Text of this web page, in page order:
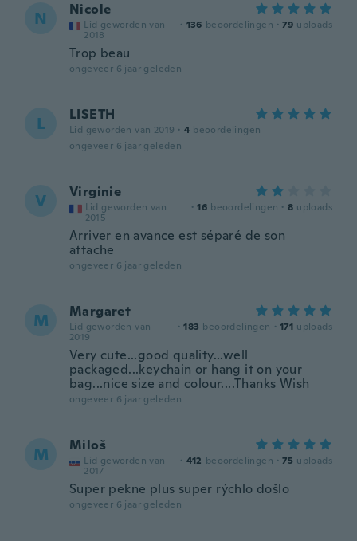
N Nicole
Lid geworden van
2018
· 136 beoordelingen · 79 uploads
Trop beau
ongeveer 6 jaar geleden
L LISETH
Lid geworden van 2019 · 4 beoordelingen
ongeveer 6 jaar geleden
V Virginie
Lid geworden van
2015
· 16 beoordelingen · 8 uploads
Arriver en avance est séparé de son
attache
ongeveer 6 jaar geleden
M Margaret
Lid geworden van
2019
· 183 beoordelingen · 171 uploads
Very cute...good quality...well
packaged...keychain or hang it on your
bag...nice size and colour....Thanks Wish
ongeveer 6 jaar geleden
M Miloš
Lid geworden van
2017
· 412 beoordelingen · 75 uploads
Super pekne plus super rýchlo došlo
ongeveer 6 jaar geleden